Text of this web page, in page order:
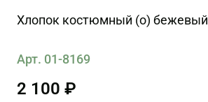
Хлопок костюмный (о) бежевый
Арт. 01-8169
2 100 ₽